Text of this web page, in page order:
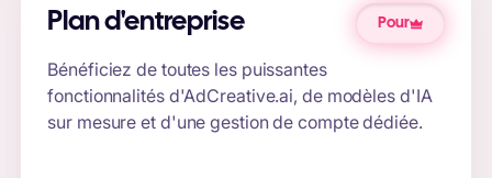
Plan d'entreprise Pour
Bénéficiez de toutes les puissantes
fonctionnalités d'AdCreative.ai, de modèles d'IA
sur mesure et d'une gestion de compte dédiée.